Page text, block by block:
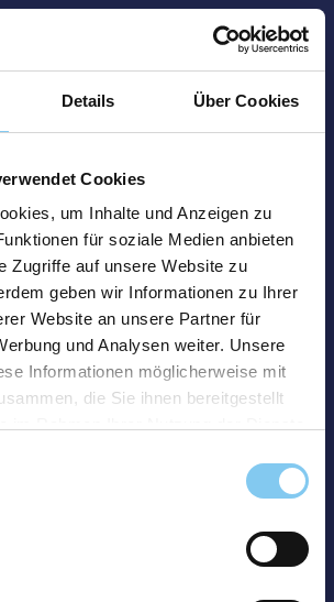
Details Über Cookies
Cookies
um Inhalte und Anzeigen zu
für soziale Medien anbieten
Zugriffe auf unsere Website zu
geben wir Informationen zu Ihrer
Website an unsere Partner für
und Analysen weiter. Unsere
Informationen möglicherweise mit
die Sie ihnen bereitgestellt